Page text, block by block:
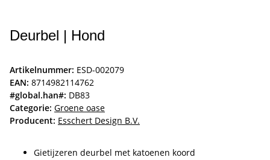
Deurbel | Hond
Artikelnummer: ESD-002079
EAN: 8714982114762
#global.han#: DB83
Categorie: Groene oase
Producent: Esschert Design B.V.
Gietijzeren deurbel met katoenen koord